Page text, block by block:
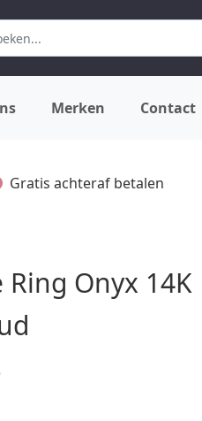
Merken Contact
Gratis achteraf betalen
Onyx 14K